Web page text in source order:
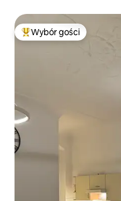
Najpopularniejsze z
Wybór gości